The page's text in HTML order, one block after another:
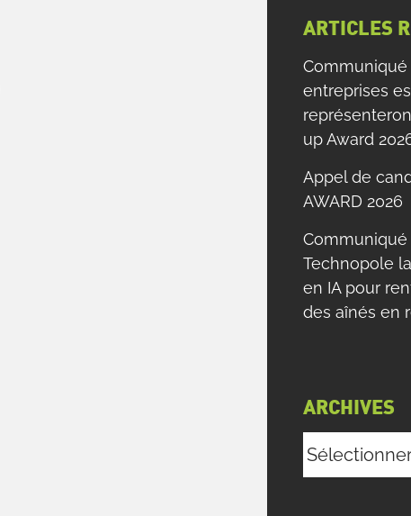
ARTICLES
Communiqué
entreprises
up Award
Appel de
AWARD 2026
Communiqué
Technopole
en IA pour
des aînés en
ARCHIVES
Archives